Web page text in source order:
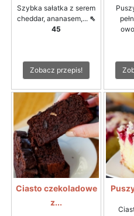
Szybka sałatka z serem
cheddar, ananasem,... ⇖
45
Zobacz przepis!
Ciasto czekoladowe
z...